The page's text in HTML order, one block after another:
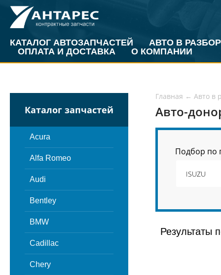
КАТАЛОГ АВТОЗАПЧАСТЕЙ
АВТО В РАЗБОР
ОПЛАТА И ДОСТАВКА
О КОМПАНИИ
Каталог запчастей
Acura
Alfa Romeo
Audi
Bentley
BMW
Cadillac
Chery
Главная ← Авто в
Авто-
Подбор по
Результаты